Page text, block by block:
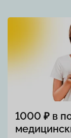
1000 ₽ в